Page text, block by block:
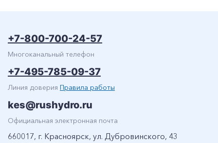
+7-800-700-24-57
Многоканальный телефон
+7-495-785-09-37
Линия доверия Правила работы
kes@rushydro.ru
Официальная электронная почта
660017, г. Красноярск, ул. Дубровинского, 43